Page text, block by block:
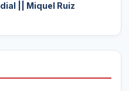
|| Miquel Ruiz